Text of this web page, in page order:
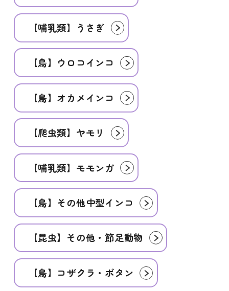
【哺乳類】うさぎ
【鳥】ウロコインコ
【鳥】オカメインコ
【爬虫類】ヤモリ
【哺乳類】モモンガ
【鳥】その他中型インコ
【昆虫】その他・節足動物
【鳥】コザクラ・ボタン